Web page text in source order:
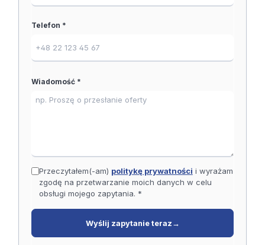
Telefon *
Wiadomość *
Przeczytałem(-am) politykę prywatności i wyrażam
zgodę na przetwarzanie moich danych w celu
obsługi mojego zapytania. *
Wyślij zapytanie teraz →